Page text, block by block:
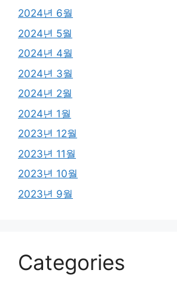
2024년 6월
2024년 5월
2024년 4월
2024년 3월
2024년 2월
2024년 1월
2023년 12월
2023년 11월
2023년 10월
2023년 9월
Categories